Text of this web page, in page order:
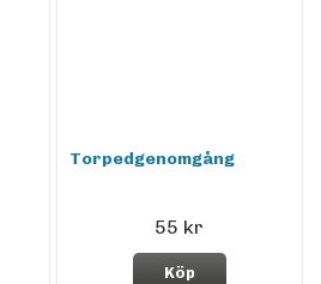
Torpedgenomgång
55 kr
Köp